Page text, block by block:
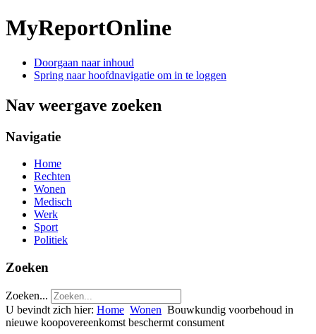
MyReportOnline
Doorgaan naar inhoud
Spring naar hoofdnavigatie om in te loggen
Nav weergave zoeken
Navigatie
Home
Rechten
Wonen
Medisch
Werk
Sport
Politiek
Zoeken
Zoeken...
U bevindt zich hier: Home Wonen Bouwkundig voorbehoud in
nieuwe koopovereenkomst beschermt consument